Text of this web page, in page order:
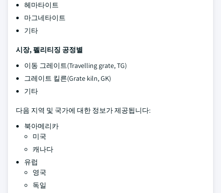
헤마타이트
마그네타이트
기타
시장, 펠리티징 공정별
이동 그레이트(Travelling grate, TG)
그레이트 킬른(Grate kiln, GK)
기타
다음 지역 및 국가에 대한 정보가 제공됩니다:
북아메리카
미국
캐나다
유럽
영국
독일